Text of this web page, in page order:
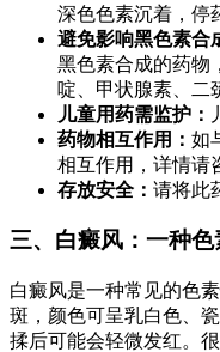
深色色素沉着，停
避免影响黑色素合
黑色素合成的药物
啶、甲状腺素、二
儿童用药需监护：
药物相互作用： 如
相互作用，详情请
存放安全： 请将此
三、白癜风：一种
白癜风是一种常见的色
斑，颜色可呈乳白色、
揉后可能会轻微发红。